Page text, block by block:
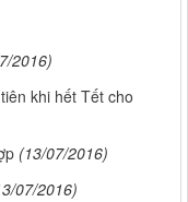
2016)
khi hết Tết cho
(13/07/2016)
07/2016)